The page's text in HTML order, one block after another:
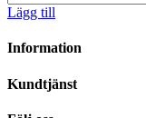
Lägg till
Information
Kundtjänst